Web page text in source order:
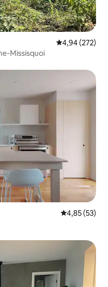
4,94 av 5 i
4,94 (272)
Missisquoi
4,85 av 5 i
4,85 (53)